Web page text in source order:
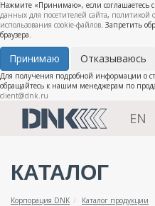
Нажмите «Принимаю», если соглашаетесь с
данных для посетителей сайта, политикой
использования cookie-файлов. Запретить
браузера.
Принимаю Отказываюсь
Для получения подробной информации о
обращайтесь к нашим менеджерам по
client@dnk.ru
EN
КАТАЛОГ
Корпорация DNK Каталог продукции